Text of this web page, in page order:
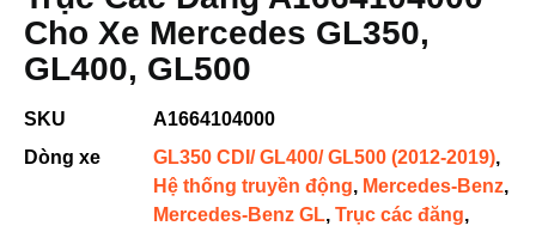
Cho Xe Mercedes GL350,
GL400, GL500
SKU
A1664104000
Dòng xe
GL350 CDI/ GL400/ GL500 (2012-2019),
Hệ thống truyền động, Mercedes-Benz,
Mercedes-Benz GL, Trục các đăng,